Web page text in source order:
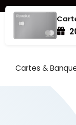
Cartes &